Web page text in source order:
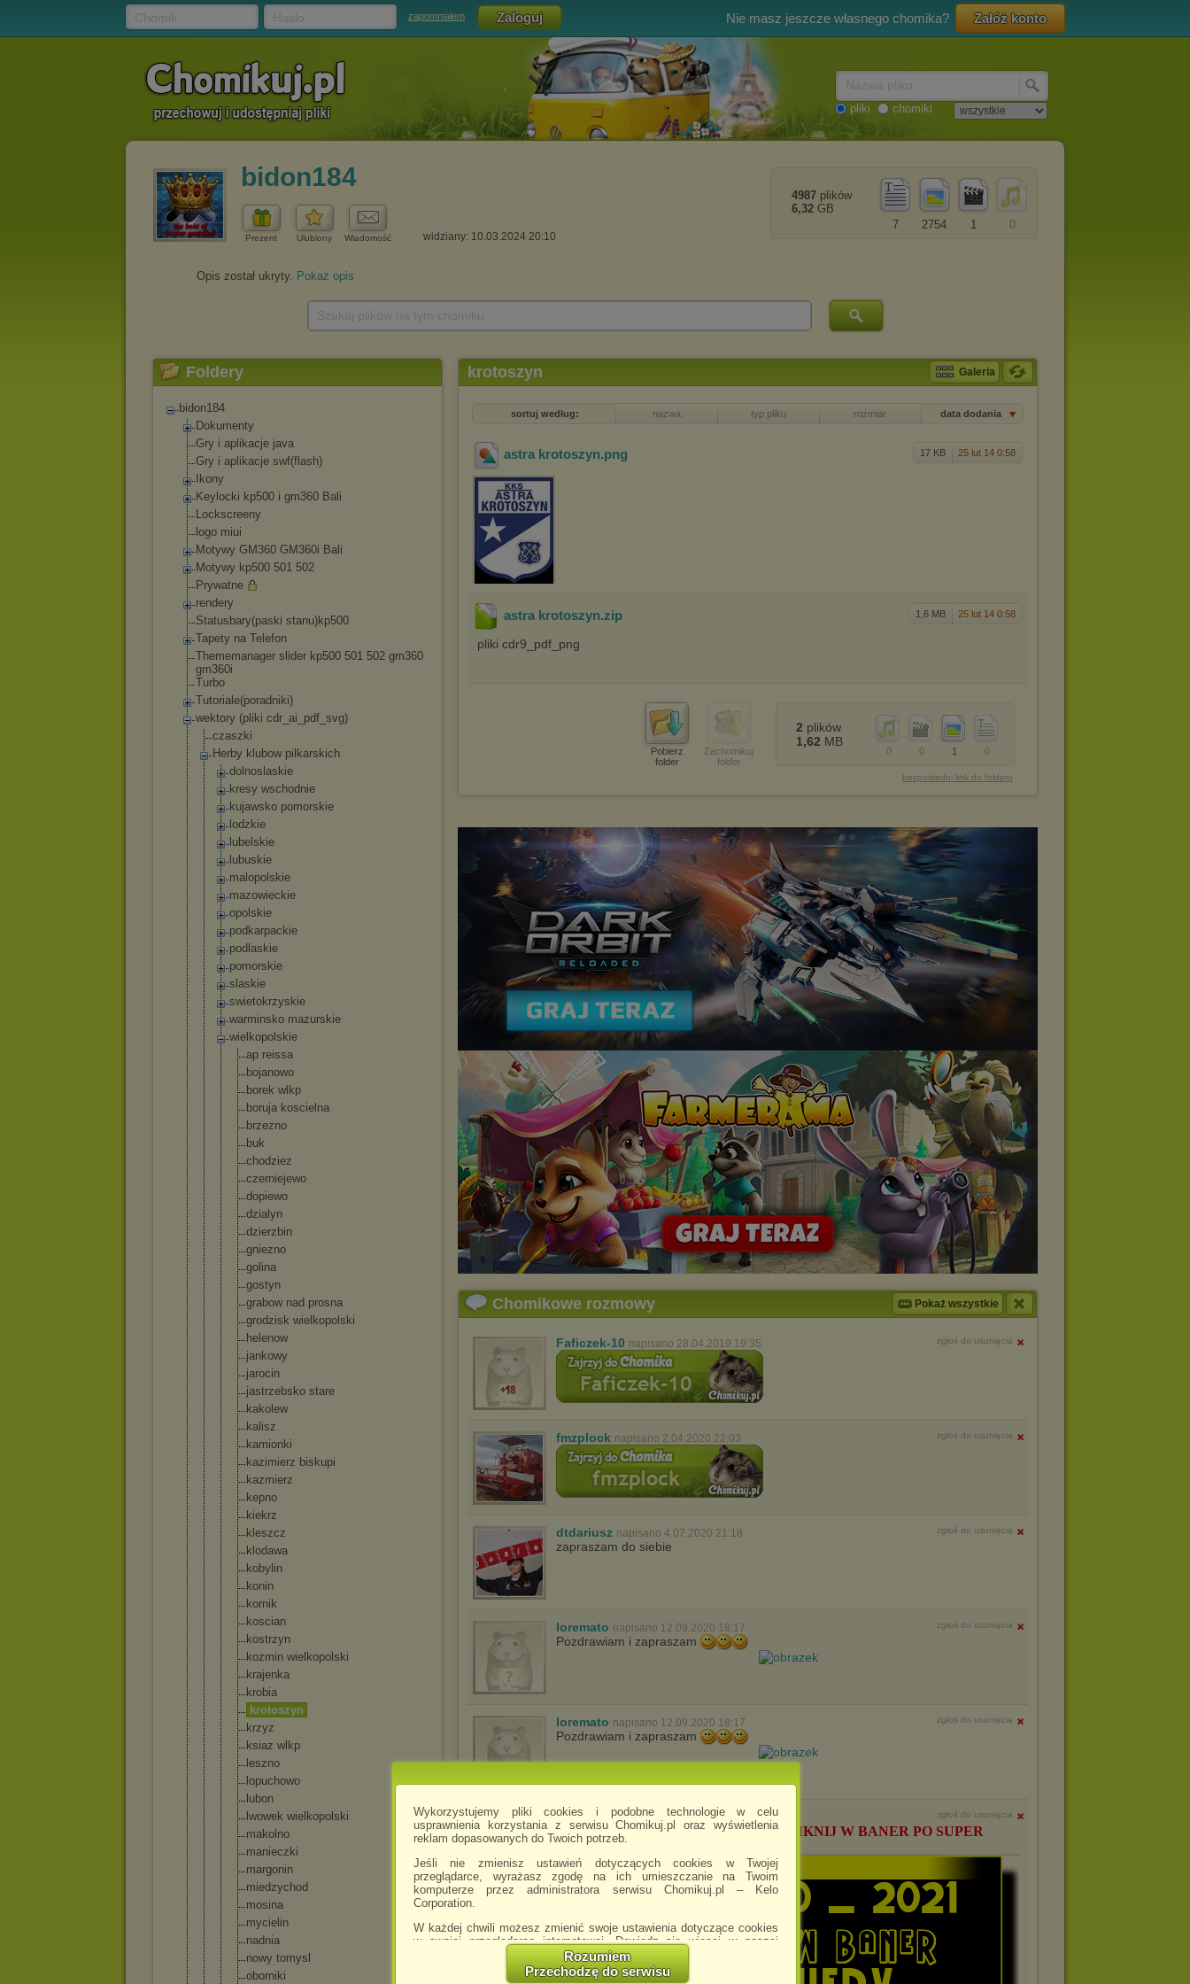
Wykorzystujemy pliki cookies i podobne technologie w celu
usprawnienia korzystania z serwisu Chomikuj.pl oraz wyświetlenia
reklam dopasowanych do Twoich potrzeb.
Jeśli nie zmienisz ustawień dotyczących cookies w Twojej
przeglądarce, wyrażasz zgodę na ich umieszczanie na Twoim
komputerze przez administratora serwisu Chomikuj.pl – Kelo
Corporation.
W każdej chwili możesz zmienić swoje ustawienia dotyczące cookies
w swojej przeglądarce internetowej. Dowiedz się więcej w naszej
http://chomikuj.pl/PolitykaPrywatnosci.aspx
Jednocześnie informujemy że zmiana ustawień przeglądarki może
Rozumiem
Przechodzę do serwisu
zapomniałem Nie masz jeszcze własnego chomika? Załóż konto
pliki chomiki
bidon184
Prezent Ulubiony Wiadomość widziany: 10.03.2024 20:10
0
1
2754
7
4987 plików
6,32 GB
Opis został ukryty. Pokaż opis
Foldery
bidon184
Dokumenty
Gry i aplikacje java
Gry i aplikacje swf(flash)
Ikony
Keylocki kp500 i gm360 Bali
Lockscreeny
logo miui
Motywy GM360 GM360i Bali
Motywy kp500 501 502
Prywatne
rendery
Statusbary(paski stanu)kp500
Tapety na Telefon
Thememanager slider kp500 501 502 gm360
gm360i
Turbo
Tutoriale(poradni ki)
wektory (pliki cdr_ai_pdf_svg)
czaszki
Herby klubow pilkarskich
dolnoslaskie
kresy wschodnie
kujawsko pomorskie
lodzkie
lubelskie
lubuskie
malopolskie
mazowieckie
opolskie
podkarpackie
podlaskie
pomorskie
slaskie
swietokrzys kie
warminsko mazurskie
wielkopolskie
ap reissa
bojanowo
borek wlkp
boruja koscielna
brzezno
buk
chodziez
czerniejewo
dopiewo
dzialyn
dzierzbin
gniezno
golina
gostyn
grabow nad prosna
grodzisk wielkopo lski
helenow
jankowy
jarocin
jastrzebsko stare
kakolew
kalisz
kamionki
kazimierz biskupi
kazmierz
kepno
kiekrz
kleszcz
klodawa
kobylin
konin
kornik
koscian
kostrzyn
kozmin wielkopo lski
krajenka
krobia
krotoszyn
krzyz
ksiaz wlkp
leszno
lopuchowo
lubon
lwowek wielkopo lski
makolno
manieczki
margonin
miedzychod
mosina
mycielin
nadnia
nowy tomysl
oborniki
krotoszyn Galeria
sortuj według: nazwa typ pliku rozmiar data dodania
17 KB 25 lut 14 0:58
astra krotoszyn.png
1,6 MB 25 lut 14 0:58
astra krotoszyn.zip
pliki cdr9_pdf_png
Pobierz
folder
Zachomikuj
folder
0
1
0
0
2 plików
1,62 MB
bezpośredni link do folderu
Chomikowe rozmowy Pokaż wszystkie
Faficzek-10 napisano 28.04.2019 19:35 zgłoś do usunięcia
fmzplock napisano 2.04.2020 22:03 zgłoś do usunięcia
dtdariusz napisano 4.07.2020 21:18 zgłoś do usunięcia
zapraszam do siebie
loremato napisano 12.09.2020 18:17 zgłoś do usunięcia
Pozdrawiam i zapraszam
loremato napisano 12.09.2020 18:17 zgłoś do usunięcia
Pozdrawiam i zapraszam
karopana napisano 17.10.2021 11:18 zgłoś do usunięcia
POZDRAWIAM I ZAPRASZAM ...KLIKNIJ W BANER PO SUPER
HITY